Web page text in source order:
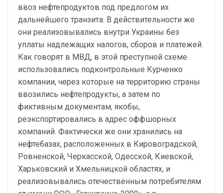
ввоз нефтепродуктов под предлогом их
дальнейшего транзита. В действительности же
они реализовывались внутри Украины без
уплаты надлежащих налогов, сборов и платежей.
Как говорят в МВД, в этой преступной схеме
использовались подконтрольные Курченко
компании, через которые на территорию страны
ввозились нефтепродукты, а затем по
фиктивным документам, якобы,
реэкспортировались в адрес оффшорных
компаний. Фактически же они хранились на
нефтебазах, расположенных в Кировоградской,
Ровненской, Черкасской, Одесской, Киевской,
Харьковский и Хмельницкой областях, и
реализовывались отечественным потребителям